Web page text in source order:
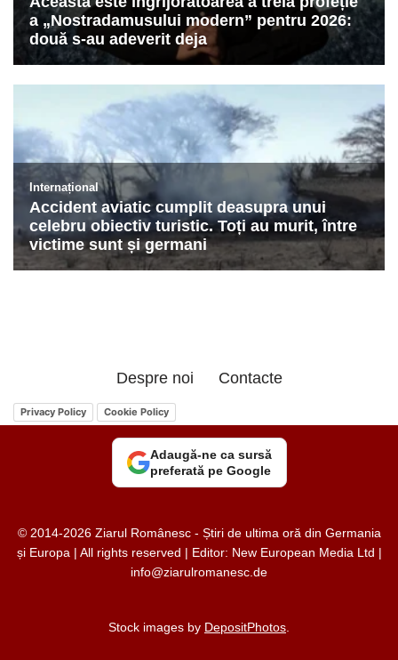
Despre noi Contacte
Privacy Policy Cookie Policy
Adaugă-ne ca sursă
preferată pe Google
© 2014-2026 Ziarul Românesc - Știri de ultima oră din Germania
și Europa | All rights reserved | Editor: New European Media Ltd |
info@ziarulromanesc.de
Stock images by DepositPhotos